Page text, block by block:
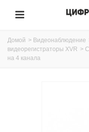
Домой > Видеонаблюдение
видеорегистраторы XVR >
на 4 канала